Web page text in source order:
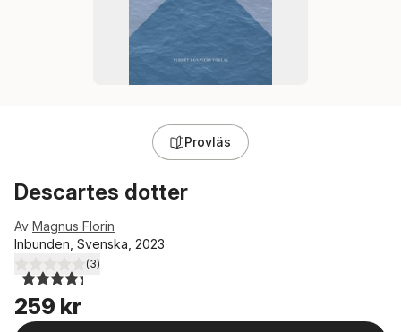
Provläs
Descartes dotter
Av Magnus Florin
Inbunden, Svenska, 2023
4,3utav 5 stjärnor. Totalt antal röster:
(3)
259 kr